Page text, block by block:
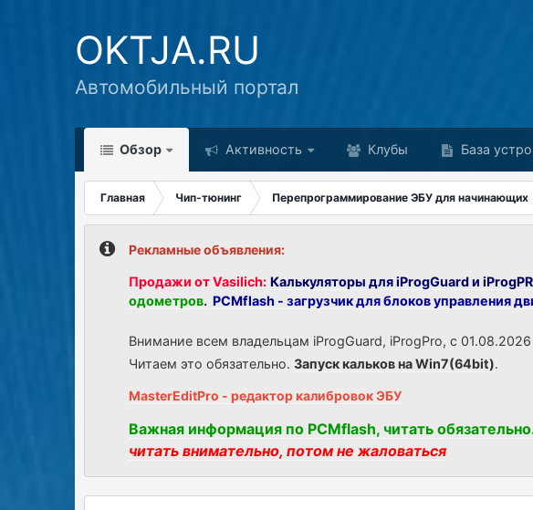
OKTJA.RU
Автомобильный портал
Обзор Активность Клубы База
Главная Чип-тюнинг Перепрограммирование ЭБУ для начинающих
Рекламные объявления:
Продажи от Vasilich: Калькуляторы для iProgGuard и
одометров. PCMflash - загрузчик для блоков управления
Внимание всем владельцам iProgGuard, iProgPro, с
Читаем это обязательно.Запуск кальков на Win7(64bit).
MasterEditPro - редактор калибровок ЭБУ
Важная информация по PCMflash, читать
читать внимательно, потом не жаловаться